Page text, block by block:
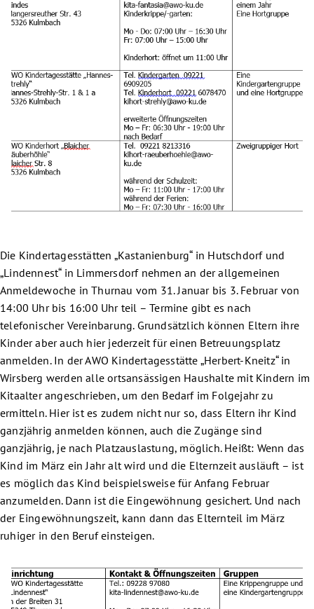
Die Kindertagesstätten „Kastanienburg“ in Hutschdorf und
„Lindennest“ in Limmersdorf nehmen an der allgemeinen
Anmeldewoche in Thurnau vom 31. Januar bis 3. Februar von
14:00 Uhr bis 16:00 Uhr teil – Termine gibt es nach
telefonischer Vereinbarung. Grundsätzlich können Eltern ihre
Kinder aber auch hier jederzeit für einen Betreuungsplatz
anmelden. In der AWO Kindertagesstätte „Herbert-Kneitz“ in
Wirsberg werden alle ortsansässigen Haushalte mit Kindern im
Kitaalter angeschrieben, um den Bedarf im Folgejahr zu
ermitteln. Hier ist es zudem nicht nur so, dass Eltern ihr Kind
ganzjährig anmelden können, auch die Zugänge sind
ganzjährig, je nach Platzauslastung, möglich. Heißt: Wenn das
Kind im März ein Jahr alt wird und die Elternzeit ausläuft – ist
es möglich das Kind beispielsweise für Anfang Februar
anzumelden. Dann ist die Eingewöhnung gesichert. Und nach
der Eingewöhnungszeit, kann dann das Elternteil im März
ruhiger in den Beruf einsteigen.